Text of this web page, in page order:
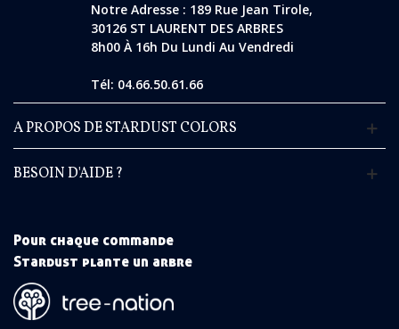
Notre Adresse : 189 Rue Jean Tirole,
30126 ST LAURENT DES ARBRES
8h00 À 16h Du Lundi Au Vendredi
Tél: 04.66.50.61.66
A PROPOS DE STARDUST COLORS
BESOIN D'AIDE ?
Pour chaque commande
Stardust plante un arbre